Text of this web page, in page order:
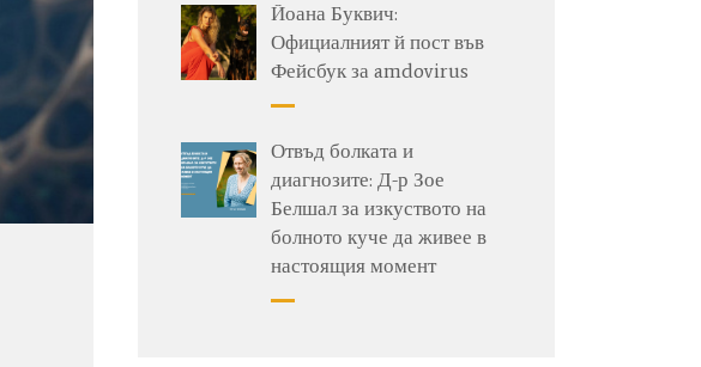
Йоана Буквич:
Официалният й пост във
Фейсбук за amdovirus
Отвъд болката и
диагнозите: Д-р Зое
Белшал за изкуството на
болното куче да живее в
настоящия момент